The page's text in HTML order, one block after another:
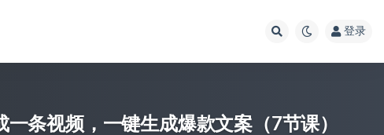
登录
条视频，一键生成爆款文案（7节课）